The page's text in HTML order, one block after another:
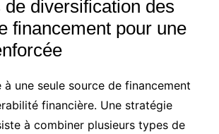
de diversification des
financement pour une
à une seule source de financement
financière. Une stratégie
à combiner plusieurs types de